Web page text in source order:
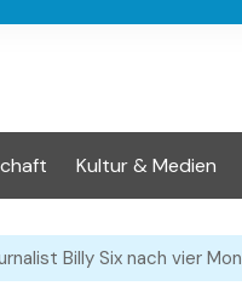
Kultur & Medien
Billy Six nach vier